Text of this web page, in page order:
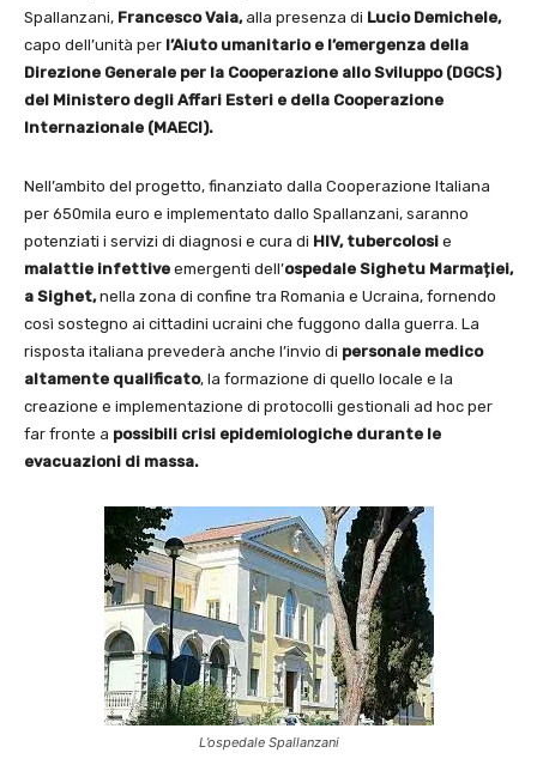
Spallanzani, Francesco Vaia,alla presenza di Lucio Demichele,
capo dell’unità per l’Aiuto umanitario e l’emergenza della
Direzione Generale per la Cooperazione allo Sviluppo (DGCS)
del Ministero degli Affari Esteri e della Cooperazione
Internazionale (MAECI).
Nell’ambito del progetto, finanziato dalla Cooperazione Italiana
per 650mila euro e implementato dallo Spallanzani, saranno
potenziati i servizi di diagnosi e cura di HIV, tubercolosi e
malattie infettive emergenti dell’ospedale Sighetu Marmației,
a Sighet,nella zona di confine tra Romania e Ucraina, fornendo
così sostegno ai cittadini ucraini che fuggono dalla guerra. La
risposta italiana prevederà anche l’invio di personale medico
altamente qualificato, la formazione di quello locale e la
creazione e implementazione di protocolli gestionali ad hoc per
far fronte a possibili crisi epidemiologiche durante le
evacuazioni di massa.
L’ospedale Spallanzani